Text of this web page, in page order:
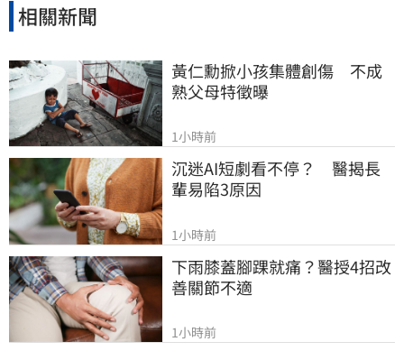
相關新聞
黃仁勳掀小孩集體創傷　不成
熟父母特徵曝
1小時前
沉迷AI短劇看不停？　醫揭長
輩易陷3原因
1小時前
下雨膝蓋腳踝就痛？醫授4招改
善關節不適
1小時前